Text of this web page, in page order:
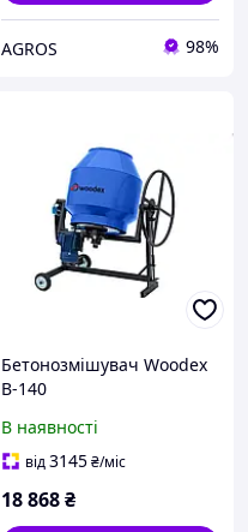
AGROS 98%
Бетонозмішувач Woodex
B-140
В наявності
від3145₴/міс
18 868₴